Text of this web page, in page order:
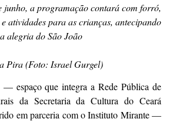
junho, a programação contará com forró,
atividades para as crianças, antecipando
a alegria do São João
Pira (Foto: Israel Gurgel)
— espaço que integra a Rede Pública de
da Secretaria da Cultura do Ceará
em parceria com o Instituto Mirante —